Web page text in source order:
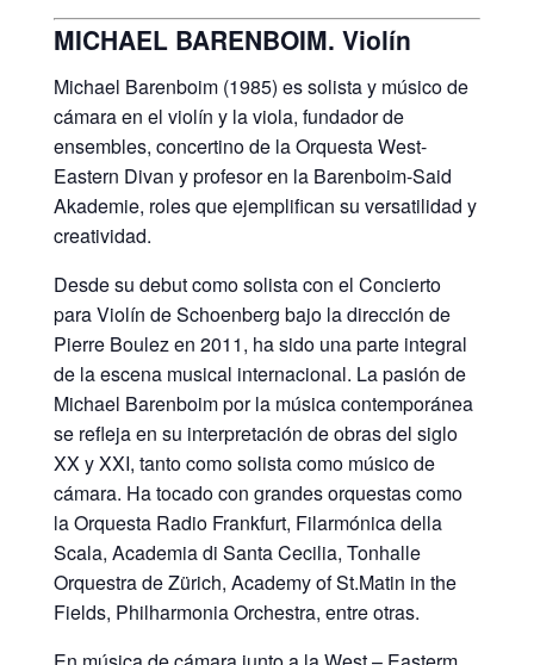
MICHAEL BARENBOIM. Violín
Michael Barenboim (1985) es solista y músico de
cámara en el violín y la viola, fundador de
ensembles, concertino de la Orquesta West-
Eastern Divan y profesor en la Barenboim-Said
Akademie, roles que ejemplifican su versatilidad y
creatividad.
Desde su debut como solista con el Concierto
para Violín de Schoenberg bajo la dirección de
Pierre Boulez en 2011, ha sido una parte integral
de la escena musical internacional. La pasión de
Michael Barenboim por la música contemporánea
se refleja en su interpretación de obras del siglo
XX y XXI, tanto como solista como músico de
cámara. Ha tocado con grandes orquestas como
la Orquesta Radio Frankfurt, Filarmónica della
Scala, Academia di Santa Cecilia, Tonhalle
Orquestra de Zürich, Academy of St.Matin in the
Fields, Philharmonia Orchestra, entre otras.